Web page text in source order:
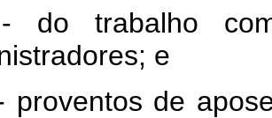
do trabalho
e
proventos de